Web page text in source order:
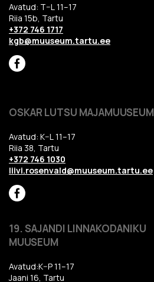
Avatud: T–L 11–17
Riia 15b, Tartu
+372 746 1717
kgb@muuseum.tartu.ee
OSKAR LUTSU MAJAMUUSEUM
Avatud: K–L 11–17
Riia 38, Tartu
+372 746 1030
liivi.rosenvald@muuseum.tartu.ee
19. SAJANDI LINNAKODANIKU
MUUSEUM
Avatud:K–P 11–17
Jaani 16, Tartu